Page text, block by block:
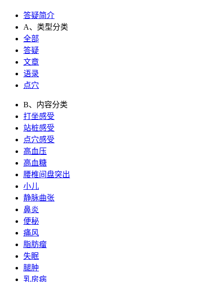
答疑简介
A、类型分类
全部
答疑
文章
语录
点穴
B、内容分类
打坐感受
站桩感受
点穴感受
高血压
高血糖
腰椎间盘突出
小儿
静脉曲张
鼻炎
便秘
痛风
脂肪瘤
失眠
腿肿
乳房病